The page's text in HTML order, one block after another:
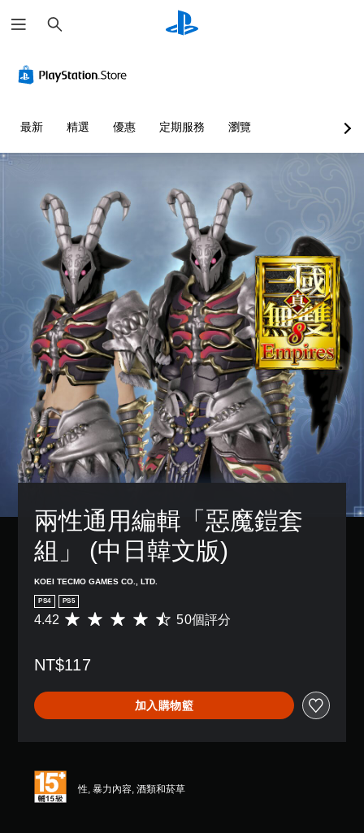
尋
最新 精選 優惠 定期服務 瀏覽
兩性通用編輯「惡魔鎧套
組」 (中日韓文版)
KOEI TECMO GAMES CO., LTD.
PS4 PS5
平
分
4
.
（
滿
4.42 50個評分
NT$117
加入購物籃
性, 暴力內容, 酒類和菸草